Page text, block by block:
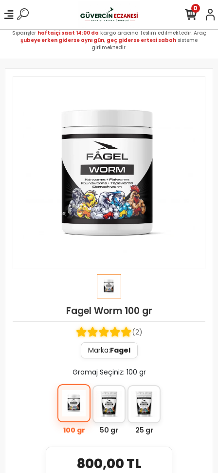
Siparişler haftaiçi saat 14:00 da kargo aracına teslim edilmektedir. Araç
şubeye erken giderse aynı gün, geç giderse ertesi sabah sisteme
girilmektedir.
0
Fagel Worm 100 gr
(2)
Marka:Fagel
Gramaj Seçiniz: 100 gr
100 gr 50 gr 25 gr
800,00 TL